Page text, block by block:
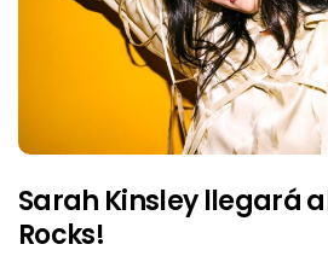
Sarah Kinsley llegará
Rocks!